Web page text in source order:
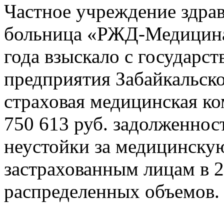
Частное учреждение
больница «РЖД-
года взыскало с
предприятия
страховая медицинская
750 613 руб.
неустойки за
застрахованным лицам в
распределенных объемов.